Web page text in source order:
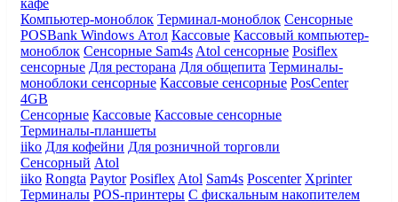
Компьютер-моноблок Терминал-моноблок Сенсорные
POSBank Windows Атол Кассовые Кассовый компьютер-
моноблок Сенсорные Sam4s Atol сенсорные Posiflex
сенсорные Для ресторана Для общепита Терминалы-
моноблоки сенсорные Кассовые сенсорные PosCenter
4GB
Сенсорные Кассовые Кассовые сенсорные
Терминалы-планшеты
iiko Для кофейни Для розничной торговли
Сенсорный Atol
iiko Rongta Paytor Posiflex Atol Sam4s Poscenter Xprinter
Терминалы POS-принтеры С фискальным накопителем